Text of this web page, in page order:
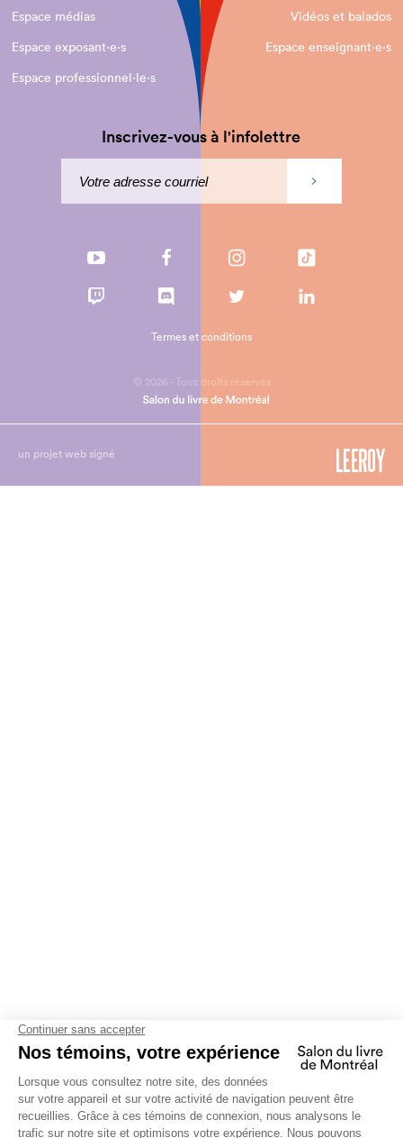
Espace médias
Vidéos et balados
Espace exposant·e⋅s
Espace enseignant·e⋅s
Espace professionnel·le⋅s
Inscrivez-vous à l'infolettre
© 2026 - Tous droits réservés
Termes et conditions
un projet web signé